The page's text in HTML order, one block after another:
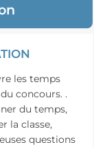
les temps
concours. .
du temps,
la classe,
questions